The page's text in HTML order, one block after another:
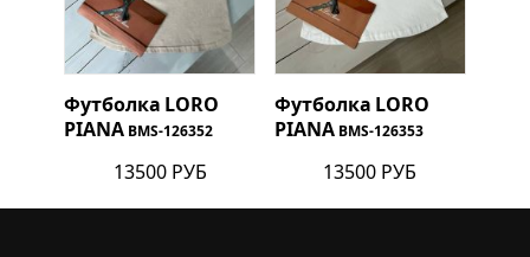
Футболка LORO
PIANA BMS-126352
13500 РУБ
Футболка LORO
PIANA BMS-126353
13500 РУБ